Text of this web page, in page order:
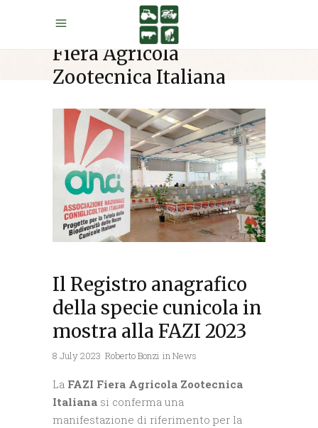
Fiera Agricola
Zootecnica Italiana
Il Registro anagrafico
della specie cunicola in
mostra alla FAZI 2023
8 July 2023 Roberto Bonzi inNews
La FAZI Fiera Agricola Zootecnica
Italiana si conferma una
manifestazione di riferimento per la